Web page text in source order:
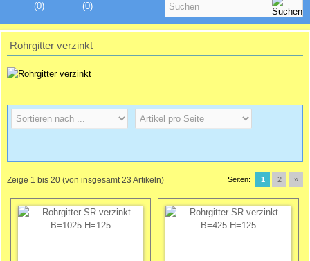
(0)
(0)
Rohrgitter verzinkt
Zeige 1 bis 20 (von insgesamt23 Artikeln) Seiten: 1 2 »